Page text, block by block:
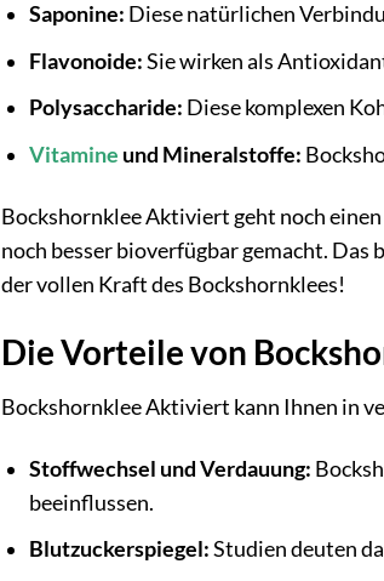
Saponine: Diese natürlichen
Flavonoide:Sie wirken als
Polysaccharide: Diese komplexen
Vitamine und Mineralstoffe:
Bockshornklee Aktiviert geht noch
noch besser bioverfügbar gemacht.
der vollen Kraft des Bockshornklees!
Die Vorteile von
Bockshornklee Aktiviert kann Ihnen in
Stoffwechsel und Verdauung:
beeinflussen.
Blutzuckerspiegel:Studien deuten